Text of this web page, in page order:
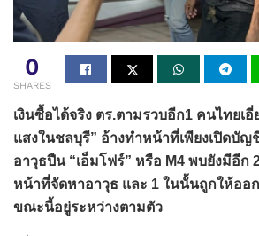
0
SHARES
เงินซื้อได้จริง ตร.ตามรวบอีก1 คนไทยเ
แสงในชลบุรี” อ้างทำหน้าที่เพียงเปิดบัญ
อาวุธปืน “เอ็มโฟร์” หรือ M4 พบยังมีอีก
หน้าที่จัดหาอาวุธ และ 1 ในนั้นถูกให้ออ
ขณะนี้อยู่ระหว่างตามตัว